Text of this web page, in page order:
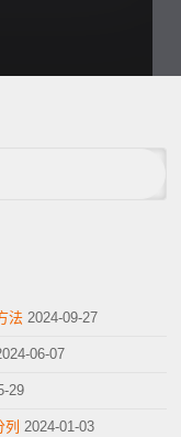
法 2024-09-27
06-07
29
2024-01-03